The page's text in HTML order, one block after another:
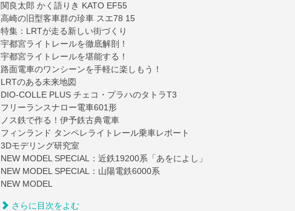
関良太郎 かく語りき KATO EF55
高崎の旧型客車群の珍車 スエ78 15
特集：LRTが走る新しい街づくり
宇都宮ライトレールを徹底解剖！
宇都宮ライトレールを堪能する！
路面電車のワンシーンを手軽に楽しもう！
LRTのある未来地図
DIO-COLLE PLUS チェコ・プラハのタトラT3
フリーランスナロー電車601形
ノス鉄で作る！伊予鉄古典電車
フィンランド タンペレライトレール乗車レポート
3Dモデリング研究室
NEW MODEL SPECIAL：近鉄19200系「あをによし」
NEW MODEL SPECIAL：山陽電鉄6000系
NEW MODEL
さらに目次をよむ